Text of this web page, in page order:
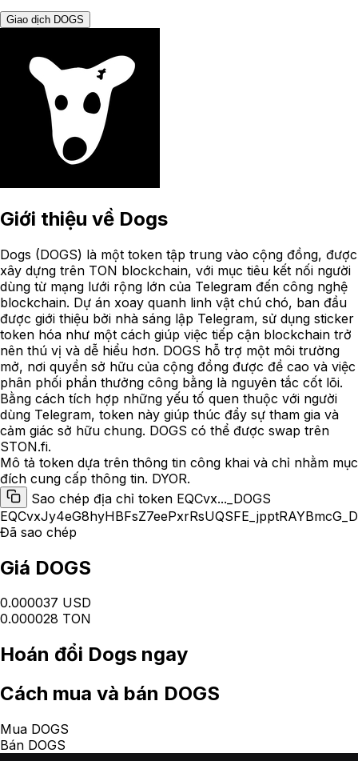
Giao dịch DOGS
Giới thiệu về Dogs
Dogs (DOGS) là một token tập trung vào cộng đồng, được
xây dựng trên TON blockchain, với mục tiêu kết nối người
dùng từ mạng lưới rộng lớn của Telegram đến công nghệ
blockchain. Dự án xoay quanh linh vật chú chó, ban đầu
được giới thiệu bởi nhà sáng lập Telegram, sử dụng sticker
token hóa như một cách giúp việc tiếp cận blockchain trở
nên thú vị và dễ hiểu hơn. DOGS hỗ trợ một môi trường
mở, nơi quyền sở hữu của cộng đồng được đề cao và việc
phân phối phần thưởng công bằng là nguyên tắc cốt lõi.
Bằng cách tích hợp những yếu tố quen thuộc với người
dùng Telegram, token này giúp thúc đẩy sự tham gia và
cảm giác sở hữu chung. DOGS có thể được swap trên
STON.fi.
Mô tả token dựa trên thông tin công khai và chỉ nhằm mục
đích cung cấp thông tin. DYOR.
Sao chép địa chỉ token EQCvx..._DOGS
Đã sao chép
Giá DOGS
0.000037 USD
0.000028 TON
Hoán đổi Dogs ngay
Cách mua và bán DOGS
Mua DOGS
Bán DOGS